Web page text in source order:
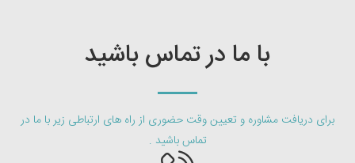
با ما در تماس باشید
برای دریافت مشاوره و تعیین وقت حضوری از راه های ارتباطی زیر با ما در
تماس باشید .